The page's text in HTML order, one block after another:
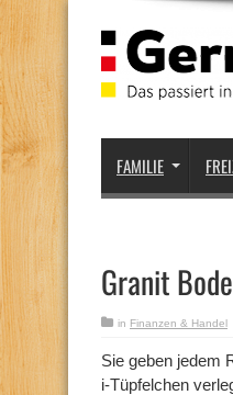
FAMILIE
Granit
in Finanzen & Handel
Sie geben jedem
i-Tüpfelchen